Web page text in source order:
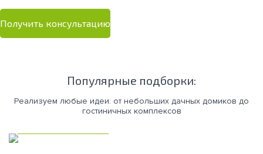
Получить консультацию
Популярные подборки:
Реализуем любые идеи: от небольших дачных домиков до
гостиничных комплексов